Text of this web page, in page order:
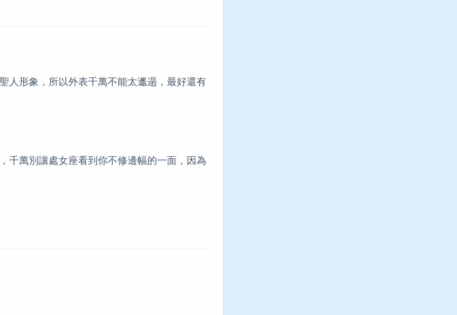
形象，所以外表千萬不能太邋遢，最好還有
萬別讓處女座看到你不修邊幅的一面，因為